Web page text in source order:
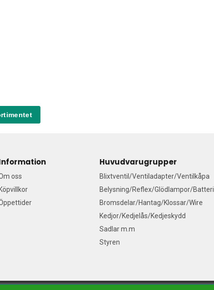
oss
Köpvillkor
Huvudvarugrupper
Blixtventil/Ventiladapter/Ventilkåpa
Belysning/Reflex/Glödlampor/Batteri
Bromsdelar/Hantag/Klossar/Wire
Kedjor/Kedjelås/Kedjeskydd
Sadlar m.m
Styren